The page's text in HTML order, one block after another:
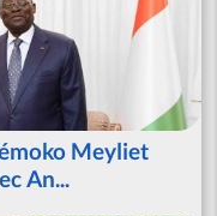
Meyliet
An...